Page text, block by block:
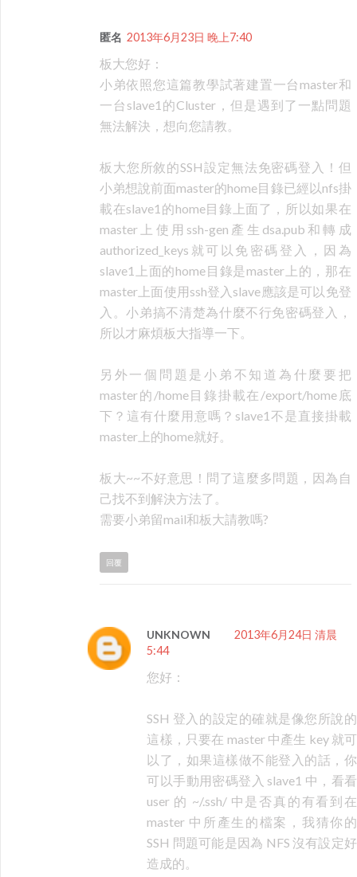
匿名 2013年6月23日 晚上7:40
板大您好：
小弟依照您這篇教學試著建置一台master和
一台slave1的Cluster，但是遇到了一點問題
無法解決，想向您請教。
板大您所敘的SSH設定無法免密碼登入！但
小弟想說前面master的home目錄已經以nfs掛
載在slave1的home目錄上面了，所以如果在
master上使用ssh-gen產生dsa.pub和轉成
authorized_keys就可以免密碼登入，因為
slave1上面的home目錄是master上的，那在
master上面使用ssh登入slave應該是可以免登
入。小弟搞不清楚為什麼不行免密碼登入，
所以才麻煩板大指導一下。
另外一個問題是小弟不知道為什麼要把
master的/home目錄掛載在/export/home底
下？這有什麼用意嗎？slave1不是直接掛載
master上的home就好。
板大~~不好意思！問了這麼多問題，因為自
己找不到解決方法了。
需要小弟留mail和板大請教嗎?
回覆
UNKNOWN
2013年6月24日 清晨
5:44
您好：
SSH 登入的設定的確就是像您所說的
這樣，只要在 master 中產生 key 就可
以了，如果這樣做不能登入的話，你
可以手動用密碼登入 slave1 中，看看
user 的 ~/.ssh/ 中是否真的有看到在
master 中所產生的檔案，我猜你的
SSH 問題可能是因為 NFS 沒有設定好
造成的。